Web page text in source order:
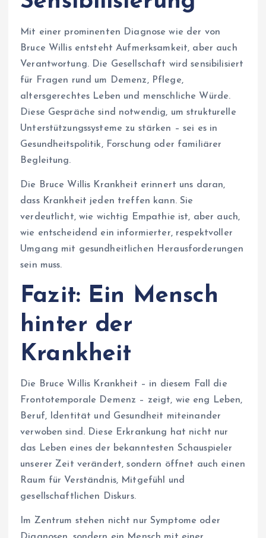
Mit einer prominenten Diagnose wie der von
Bruce Willis entsteht Aufmerksamkeit, aber auch
Verantwortung. Die Gesellschaft wird sensibilisiert
für Fragen rund um Demenz, Pflege,
altersgerechtes Leben und menschliche Würde.
Diese Gespräche sind notwendig, um strukturelle
Unterstützungssysteme zu stärken – sei es in
Gesundheitspolitik, Forschung oder familiärer
Begleitung.
Die Bruce Willis Krankheit erinnert uns daran,
dass Krankheit jeden treffen kann. Sie
verdeutlicht, wie wichtig Empathie ist, aber auch,
wie entscheidend ein informierter, respektvoller
Umgang mit gesundheitlichen Herausforderungen
sein muss.
Fazit: Ein Mensch
hinter der
Krankheit
Die Bruce Willis Krankheit – in diesem Fall die
Frontotemporale Demenz – zeigt, wie eng Leben,
Beruf, Identität und Gesundheit miteinander
verwoben sind. Diese Erkrankung hat nicht nur
das Leben eines der bekanntesten Schauspieler
unserer Zeit verändert, sondern öffnet auch einen
Raum für Verständnis, Mitgefühl und
gesellschaftlichen Diskurs.
Im Zentrum stehen nicht nur Symptome oder